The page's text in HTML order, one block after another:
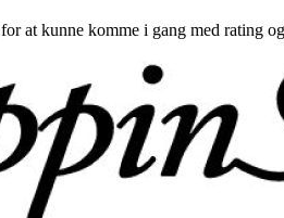
at kunne komme i gang med rating